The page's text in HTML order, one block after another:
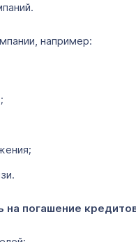
например:
на погашение